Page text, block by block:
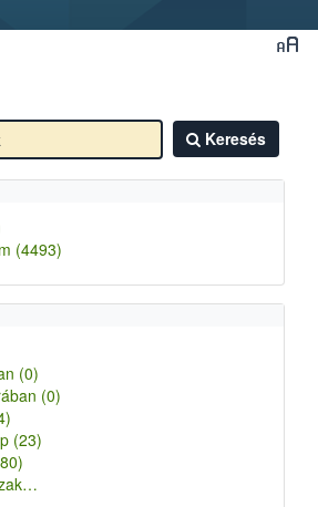
Keresés
(4493)
(0)
(0)
(23)